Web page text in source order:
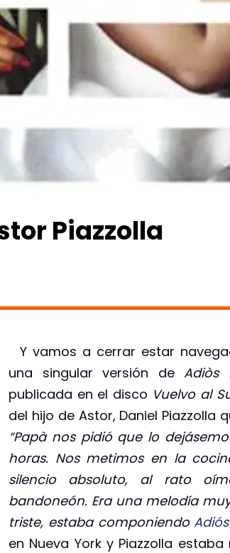
Piazzolla
Y vamos a cerrar estar
una singular versión de Adiòs
publicada en el disco Vuelvo al
del hijo de Astor, Daniel Piazzolla
“Papà nos pidió que lo
horas. Nos metimos en la
silencio absoluto, al rato
bandoneón. Era una melodía
triste, estaba componiendo
en Nueva York y Piazzolla